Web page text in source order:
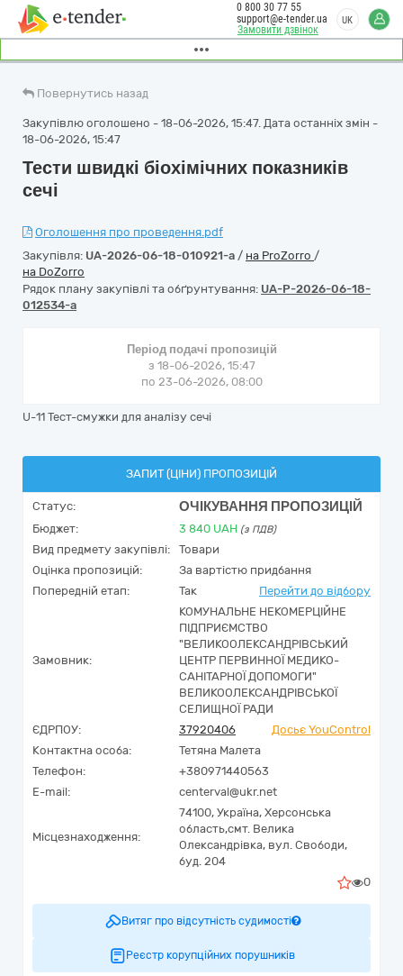
Замовити дзвінок
0 800 30 77 55
support@e-tender.ua
UK
Повернутись назад
Закупівлю оголошено - 18-06-2026, 15:47. Дата останніх змін -
18-06-2026, 15:47
Тести швидкі біохімічних показників
сечі
Оголошення про проведення.pdf
Закупівля: UA-2026-06-18-010921-a / на ProZorro /
на DoZorro
Рядок плану закупівлі та обґрунтування: UA-P-2026-06-18-
012534-a
Період подачі пропозицій
з 18-06-2026, 15:47
по 23-06-2026, 08:00
U-11 Тест-смужки для аналізу сечі
ЗАПИТ (ЦІНИ) ПРОПОЗИЦІЙ
Статус: ОЧІКУВАННЯ ПРОПОЗИЦІЙ
Бюджет: 3 840 UAH (з ПДВ)
Вид предмету закупівлі:
Товари
Оцінка пропозицій:
За вартістю придбання
Попередній етап:
Так Перейти до відбору
Замовник:
КОМУНАЛЬНЕ НЕКОМЕРЦІЙНЕ
ПІДПРИЄМСТВО
"ВЕЛИКООЛЕКСАНДРІВСЬКИЙ
ЦЕНТР ПЕРВИННОЇ МЕДИКО-
САНІТАРНОЇ ДОПОМОГИ"
ВЕЛИКООЛЕКСАНДРІВСЬКОЇ
СЕЛИЩНОЇ РАДИ
ЄДРПОУ:
37920406
Досьє YouControl
Контактна особа:
Тетяна Малета
Телефон:
+380971440563
E-mail:
centerval@ukr.net
Місцезнаходження:
74100, Україна, Херсонська
область,смт. Велика
Олександрівка, вул. Свободи,
буд. 204
0
Витяг про відсутність судимості
Реєстр корупційних порушників